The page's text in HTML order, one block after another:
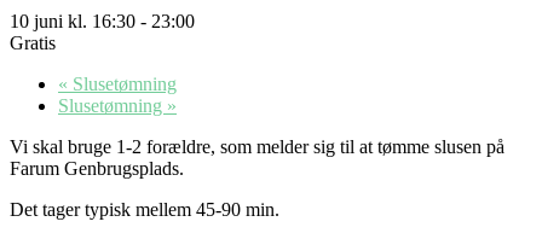
10 juni kl. 16:30 - 23:00
Gratis
« Slusetømning
Slusetømning »
Vi skal bruge 1-2 forældre, som melder sig til at tømme slusen på
Farum Genbrugsplads.
Det tager typisk mellem 45-90 min.